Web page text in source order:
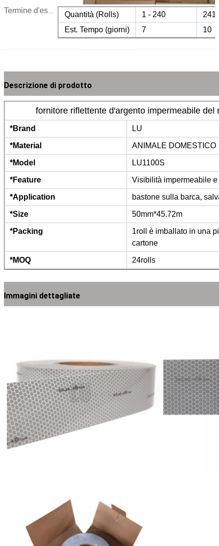
Termine d'esecuzione: Quantità (Rolls) 1 - 240
241
Est. Tempo (giorni)
7 10
Descrizione di prodotto
fornitore riflettente d'argento impermeabile
*Brand LU
*Material ANIMALE DOMESTICO
*Model LU1100S
*Feature Visibilità impermeabile
*Application bastone sulla barca,
*Size 50mm*45.72m
*Packing
1roll è imballato in una
cartone
*MOQ 24rolls
Immagini dettagliate